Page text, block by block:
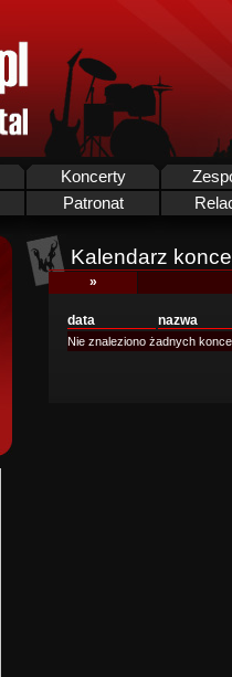
Koncerty
Patronat
Kalendarz
»
data nazwa
Nie znaleziono żadnych